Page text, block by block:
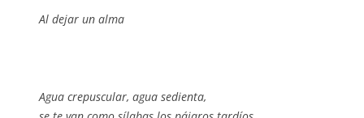
Al dejar un alma
Agua crepuscular, agua sedienta,